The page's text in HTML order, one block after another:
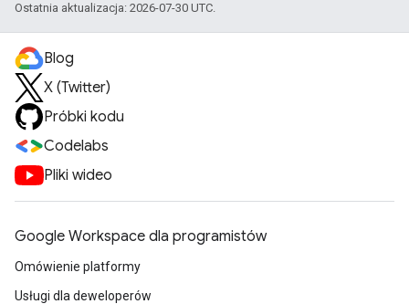
Ostatnia aktualizacja: 2026-07-30 UTC.
Blog
X (Twitter)
Próbki kodu
Codelabs
Pliki wideo
Google Workspace dla programistów
Omówienie platformy
Usługi dla deweloperów